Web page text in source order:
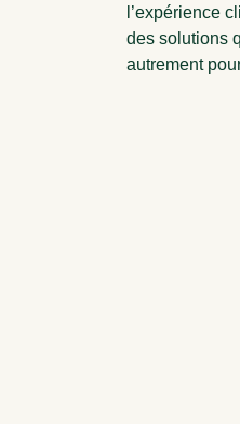
l’expérience
des solutions
autrement